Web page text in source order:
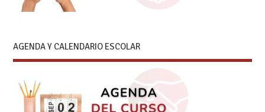
AGENDA Y CALENDARIO ESCOLAR